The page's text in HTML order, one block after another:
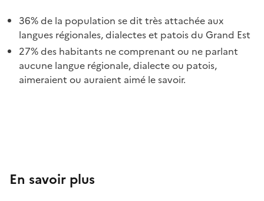
36% de la population se dit très attachée aux
langues régionales, dialectes et patois du Grand Est
27% des habitants ne comprenant ou ne parlant
aucune langue régionale, dialecte ou patois,
aimeraient ou auraient aimé le savoir.
En savoir plus